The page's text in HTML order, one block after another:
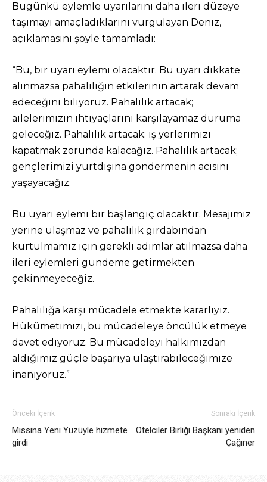
Bugünkü eylemle uyarılarını daha ileri düzeye
taşımayı amaçladıklarını vurgulayan Deniz,
açıklamasını şöyle tamamladı:
“Bu, bir uyarı eylemi olacaktır. Bu uyarı dikkate
alınmazsa pahalılığın etkilerinin artarak devam
edeceğini biliyoruz. Pahalılık artacak;
ailelerimizin ihtiyaçlarını karşılayamaz duruma
geleceğiz. Pahalılık artacak; iş yerlerimizi
kapatmak zorunda kalacağız. Pahalılık artacak;
gençlerimizi yurtdışına göndermenin acısını
yaşayacağız.
Bu uyarı eylemi bir başlangıç olacaktır. Mesajımız
yerine ulaşmaz ve pahalılık girdabından
kurtulmamız için gerekli adımlar atılmazsa daha
ileri eylemleri gündeme getirmekten
çekinmeyeceğiz.
Pahalılığa karşı mücadele etmekte kararlıyız.
Hükümetimizi, bu mücadeleye öncülük etmeye
davet ediyoruz. Bu mücadeleyi halkımızdan
aldığımız güçle başarıya ulaştırabileceğimize
inanıyoruz.”
Önceki İçerik
Missina Yeni Yüzüyle hizmete
girdi
Sonraki İçerik
Otelciler Birliği Başkanı yeniden
Çağıner